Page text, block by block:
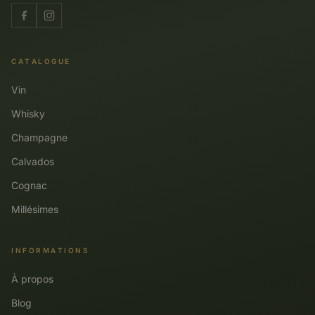
CATALOGUE
Vin
Whisky
Champagne
Calvados
Cognac
Millésimes
INFORMATIONS
À propos
Blog